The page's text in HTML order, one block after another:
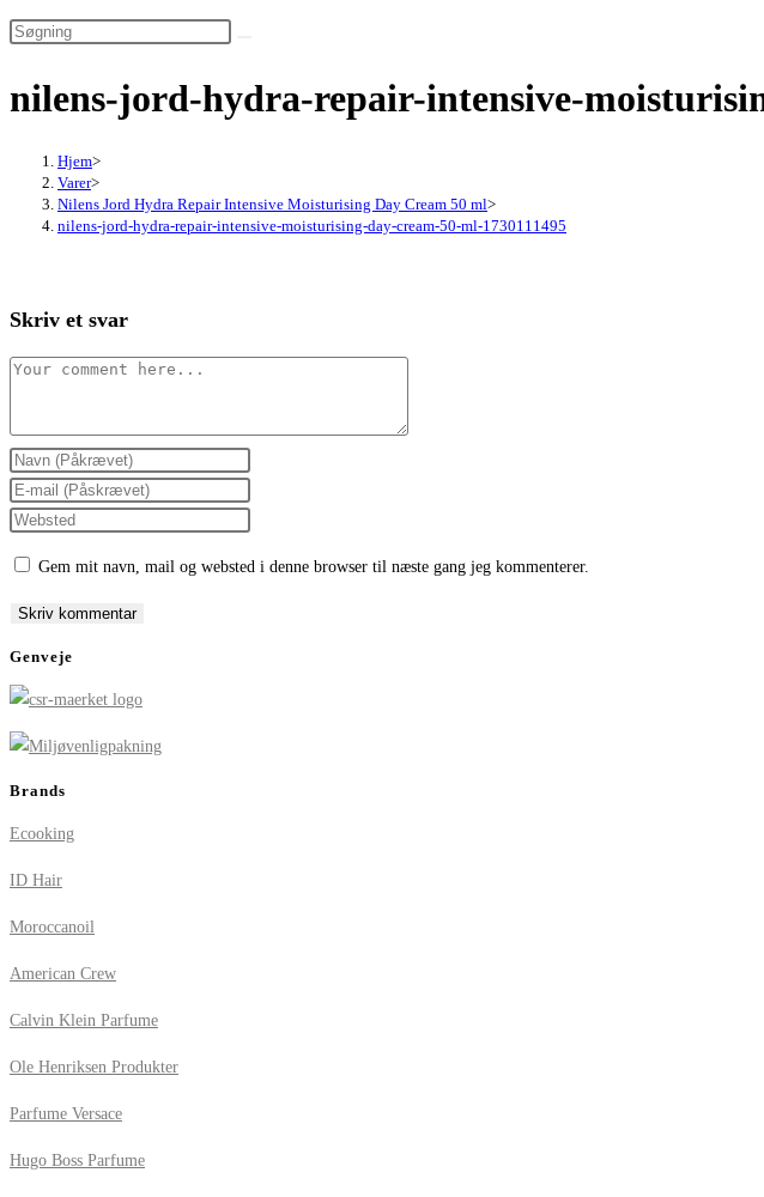
nilens-jord-hydra-repair-intensive-
Hjem>
Varer>
Nilens Jord Hydra Repair Intensive Moisturising Day Cream 50 ml>
nilens-jord-hydra-repair-intensive-moisturising-day-cream-50-ml-1730111495
Skriv et svar
Comment
Enter
your
name
to
Enter
your
to
Enter
URL
Gem mit navn, mail og websted i denne browser til næste gang jeg kommenterer.
Genveje
Brands
Ecooking
ID Hair
Moroccanoil
American Crew
Calvin Klein Parfume
Ole Henriksen Produkter
Parfume Versace
Hugo Boss Parfume